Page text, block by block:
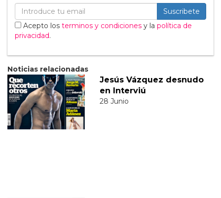
Suscribete
Acepto los terminos y condiciones y la política de
privacidad.
Noticias relacionadas
Jesús Vázquez desnudo
en Interviú
28 Junio